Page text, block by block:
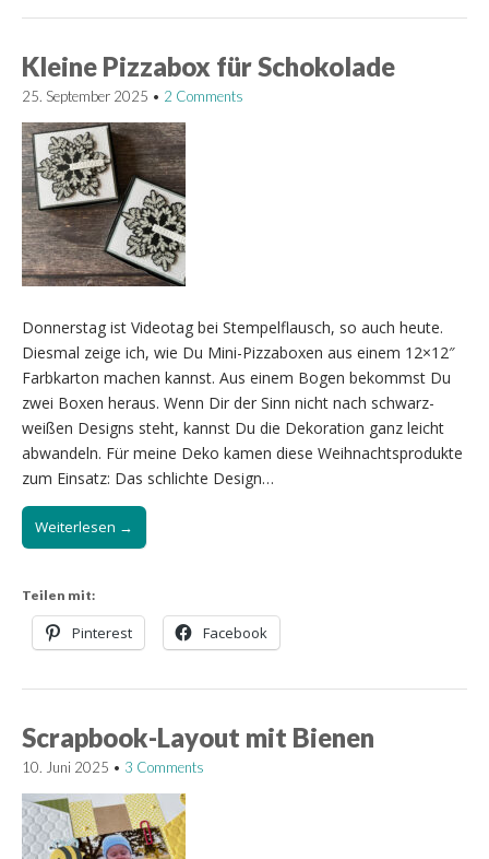
Kleine Pizzabox für Schokolade
25. September 2025 • 2 Comments
Donnerstag ist Videotag bei Stempelflausch, so auch heute.
Diesmal zeige ich, wie Du Mini-Pizzaboxen aus einem 12×12″
Farbkarton machen kannst. Aus einem Bogen bekommst Du
zwei Boxen heraus. Wenn Dir der Sinn nicht nach schwarz-
weißen Designs steht, kannst Du die Dekoration ganz leicht
abwandeln. Für meine Deko kamen diese Weihnachtsprodukte
zum Einsatz: Das schlichte Design…
Weiterlesen →
Teilen mit:
Pinterest Facebook
Scrapbook-Layout mit Bienen
10. Juni 2025 • 3 Comments